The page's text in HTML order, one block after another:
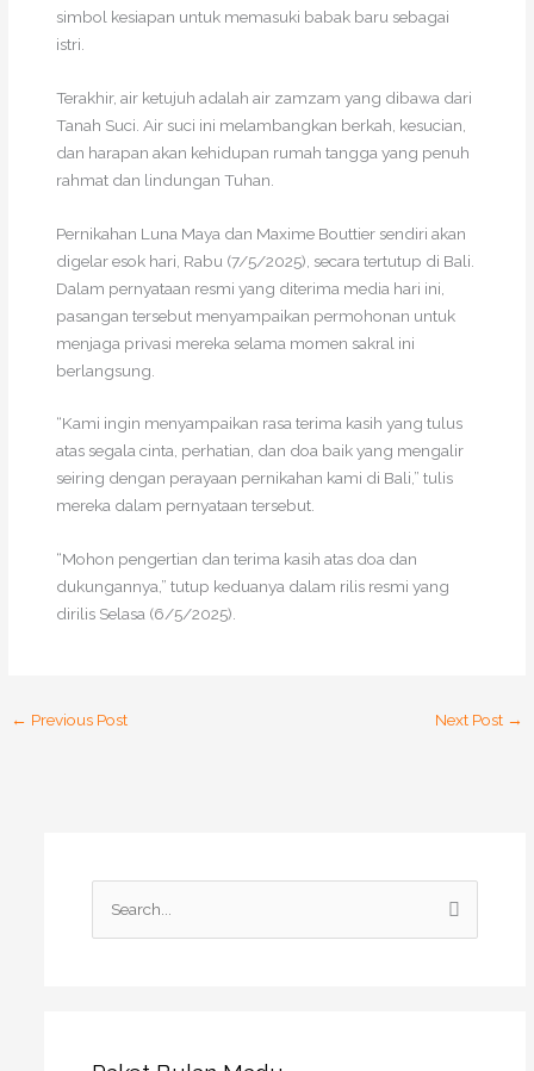
simbol kesiapan untuk memasuki babak baru sebagai
istri.
Terakhir, air ketujuh adalah air zamzam yang dibawa dari
Tanah Suci. Air suci ini melambangkan berkah, kesucian,
dan harapan akan kehidupan rumah tangga yang penuh
rahmat dan lindungan Tuhan.
Pernikahan Luna Maya dan Maxime Bouttier sendiri akan
digelar esok hari, Rabu (7/5/2025), secara tertutup di Bali.
Dalam pernyataan resmi yang diterima media hari ini,
pasangan tersebut menyampaikan permohonan untuk
menjaga privasi mereka selama momen sakral ini
berlangsung.
“Kami ingin menyampaikan rasa terima kasih yang tulus
atas segala cinta, perhatian, dan doa baik yang mengalir
seiring dengan perayaan pernikahan kami di Bali,” tulis
mereka dalam pernyataan tersebut.
“Mohon pengertian dan terima kasih atas doa dan
dukungannya,” tutup keduanya dalam rilis resmi yang
dirilis Selasa (6/5/2025).
← Previous Post Next Post →